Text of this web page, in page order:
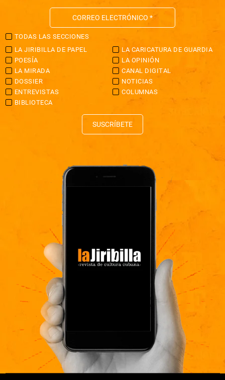
TODAS LAS SECCIONES
LA JIRIBILLA DE PAPEL
LA CARICATURA DE GUARDIA
POESÍA
LA OPINIÓN
LA MIRADA
CANAL DIGITAL
DOSSIER
NOTICIAS
ENTREVISTAS
COLUMNAS
BIBLIOTECA
SUSCRÍBETE